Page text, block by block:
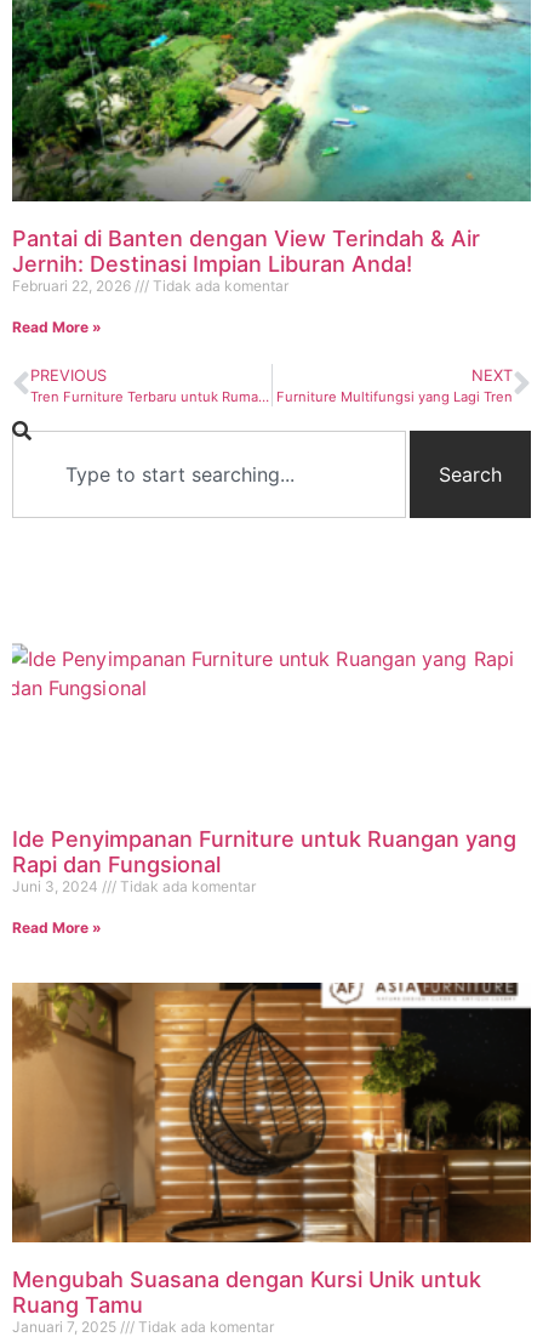
Pantai di Banten dengan View Terindah & Air
Jernih: Destinasi Impian Liburan Anda!
Februari 22, 2026 Tidak ada komentar
Read More »
PREVIOUS
Tren Furniture Terbaru untuk Rumah Anda
NEXT
Furniture Multifungsi yang Lagi Tren
Search
Ide Penyimpanan Furniture untuk Ruangan yang
Rapi dan Fungsional
Juni 3, 2024 Tidak ada komentar
Read More »
Mengubah Suasana dengan Kursi Unik untuk
Ruang Tamu
Januari 7, 2025 Tidak ada komentar